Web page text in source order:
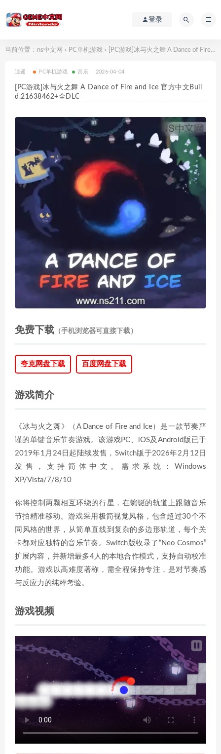
登录
当前位置： ns中文网 > PC单机游戏 > [PC游戏]冰与火之舞 A Dance of Fire and Ice 官方中文Build.21638462+全DLC
逍遥 PC单机游戏 音乐 2026-04-04
[PC游戏]冰与火之舞 A Dance of Fire and Ice 官方中文Buil
d.21638462+全DLC
免费下载 （手机浏览器可直接下载）
夸克网盘下载 百度网盘下载
游戏简介
《冰与火之舞》（A Dance of Fire and Ice）是一款节奏严
谨的单键音乐节奏游戏。该游戏PC、iOS及Android版已于
2019年1月24日起陆续发售，Switch版于2026年2月12日
发售，支持简体中文。需求系统：Windows
XP/Vista/7/8/10
你将控制两颗相互环绕的行星，在蜿蜒的轨道上跟随音乐
节拍精准移动。游戏采用极简视觉风格，包含超过30个不
同风格的世界，从简单直线到复杂的多边形轨道，每个关
卡都对应独特的音乐节奏。Switch版收录了“Neo Cosmos”
扩展内容，并新增最多4人的本地合作模式，支持自动校准
功能。游戏以高难度著称，需全程保持专注，是对节奏感
与反应力的纯粹考验。
游戏视频